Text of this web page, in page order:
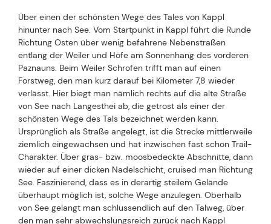
Über einen der schönsten Wege des Tales von Kappl
hinunter nach See. Vom Startpunkt in Kappl führt die Runde
Richtung Osten über wenig befahrene Nebenstraßen
entlang der Weiler und Höfe am Sonnenhang des vorderen
Paznauns. Beim Weiler Schrofen trifft man auf einen
Forstweg, den man kurz darauf bei Kilometer 7,8 wieder
verlässt. Hier biegt man nämlich rechts auf die alte Straße
von See nach Langesthei ab, die getrost als einer der
schönsten Wege des Tals bezeichnet werden kann.
Ursprünglich als Straße angelegt, ist die Strecke mittlerweile
ziemlich eingewachsen und hat inzwischen fast schon Trail-
Charakter. Über gras- bzw. moosbedeckte Abschnitte, dann
wieder auf einer dicken Nadelschicht, cruised man Richtung
See. Faszinierend, dass es in derartig steilem Gelände
überhaupt möglich ist, solche Wege anzulegen. Oberhalb
von See gelangt man schlussendlich auf den Talweg, über
den man sehr abwechslungsreich zurück nach Kappl